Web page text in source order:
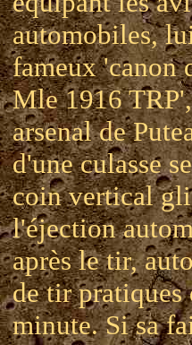
automobiles,
fameux 'canon
Mle 1916
arsenal de
d'une culasse
coin vertical
l'éjection
après le tir,
de tir pratiques
minute. Si sa